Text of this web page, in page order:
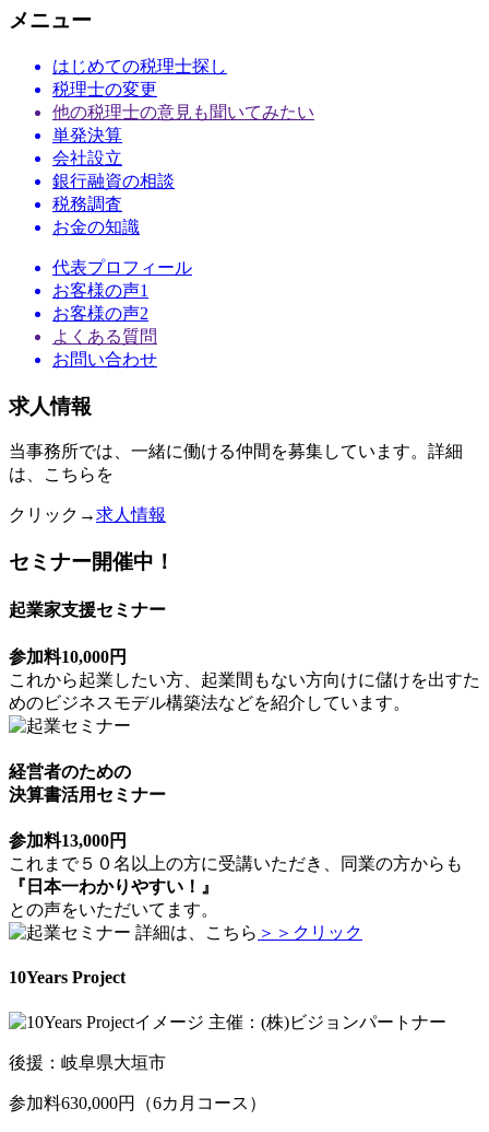
メニュー
はじめての税理士探し
税理士の変更
他の税理士の意見も聞いてみたい
単発決算
会社設立
銀行融資の相談
税務調査
お金の知識
代表プロフィール
お客様の声1
お客様の声2
よくある質問
お問い合わせ
求人情報
当事務所では、一緒に働ける仲間を募集しています。詳細
は、こちらを
クリック→求人情報
セミナー開催中！
起業家支援セミナー
参加料10,000円
これから起業したい方、起業間もない方向けに儲けを出すた
めのビジネスモデル構築法などを紹介しています。
経営者のための
決算書活用セミナー
参加料13,000円
これまで５０名以上の方に受講いただき、同業の方からも
『日本一わかりやすい！』
との声をいただいてます。
詳細は、こちら ＞＞クリック
10Years Project
主催：(株)ビジョンパートナー
後援：岐阜県大垣市
参加料630,000円（6カ月コース）